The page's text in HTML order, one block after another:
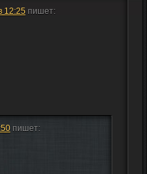
12:25 пишет:
пишет: